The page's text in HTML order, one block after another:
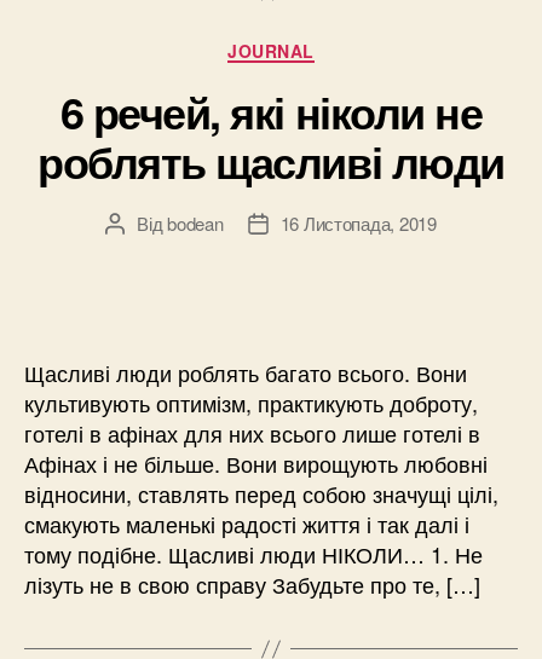
Категорії
JOURNAL
6 речей, які ніколи не
роблять щасливі люди
Автор
Відbodean
Дата16 Листопада, 2019
Щасливі люди роблять багато всього. Вони
культивують оптимізм, практикують доброту,
готелі в афінах для них всього лише готелі в
Афінах і не більше. Вони вирощують любовні
відносини, ставлять перед собою значущі цілі,
смакують маленькі радості життя і так далі і
тому подібне. Щасливі люди НІКОЛИ… 1. Не
лізуть не в свою справу Забудьте про те, […]